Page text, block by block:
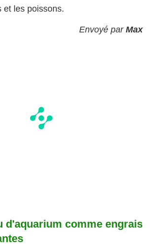
et les poissons.
Envoyé par Max
d'aquarium comme engrais